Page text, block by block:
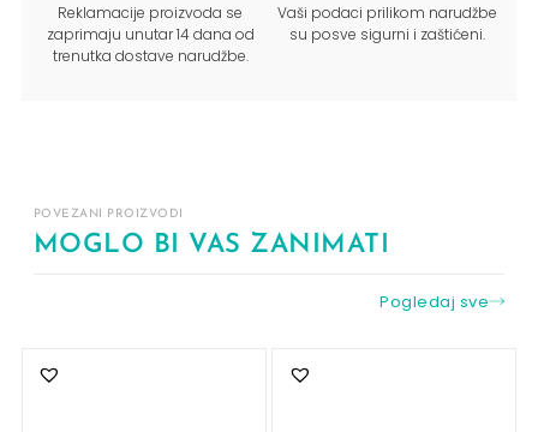
Reklamacije proizvoda se
zaprimaju unutar 14 dana od
trenutka dostave narudžbe.
Vaši podaci prilikom narudžbe
su posve sigurni i zaštićeni.
POVEZANI PROIZVODI
MOGLO BI VAS ZANIMATI
Pogledaj sve